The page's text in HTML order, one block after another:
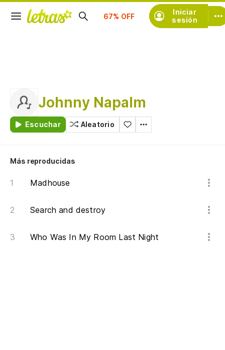
Iniciar
sesión
Johnny Napalm
Escuchar Aleatorio
Más reproducidas
Madhouse
Search and destroy
Who Was In My Room Last Night